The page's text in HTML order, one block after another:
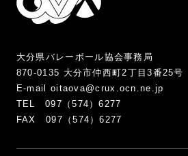
大分県バレーボール協会事務局
870-0135 大分市仲西町2丁目3番25
E-mail oitaova@crux.ocn.ne.jp
TEL 097（574）6277
FAX 097（574）6277